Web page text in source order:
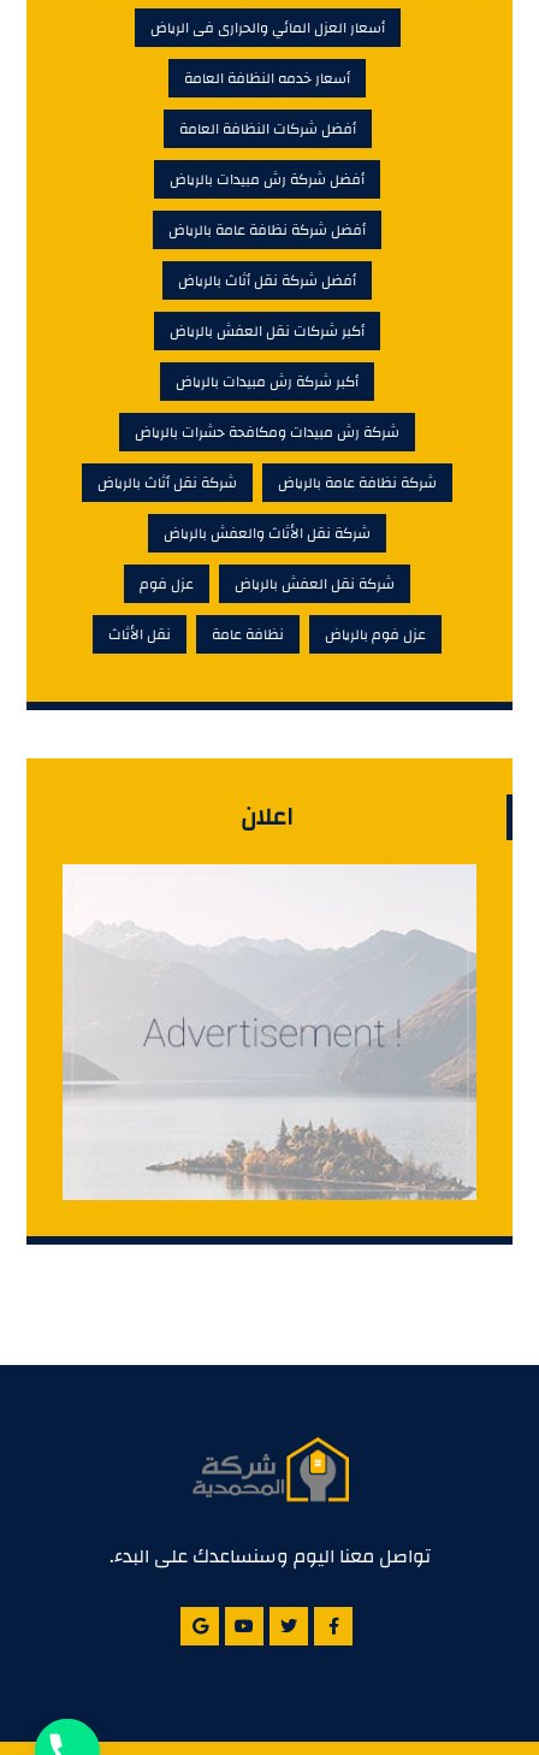
أسعار العزل المائي والحرارى فى الرياض
أسعار خدمه النظافة العامة
أفضل شركات النظافة العامة
أفضل شركة رش مبيدات بالرياض
أفضل شركة نظافة عامة بالرياض
أفضل شركة نقل أثاث بالرياض
أكبر شركات نقل العفش بالرياض
أكبر شركة رش مبيدات بالرياض
شركة رش مبيدات ومكافحة حشرات بالرياض
شركة نظافة عامة بالرياض
شركة نقل أثاث بالرياض
شركة نقل الأثاث والعفش بالرياض
شركة نقل العفش بالرياض
عزل فوم
عزل فوم بالرياض
نظافة عامة نقل الأثاث
اعلان
تواصل معنا اليوم وسنساعدك على البدء.